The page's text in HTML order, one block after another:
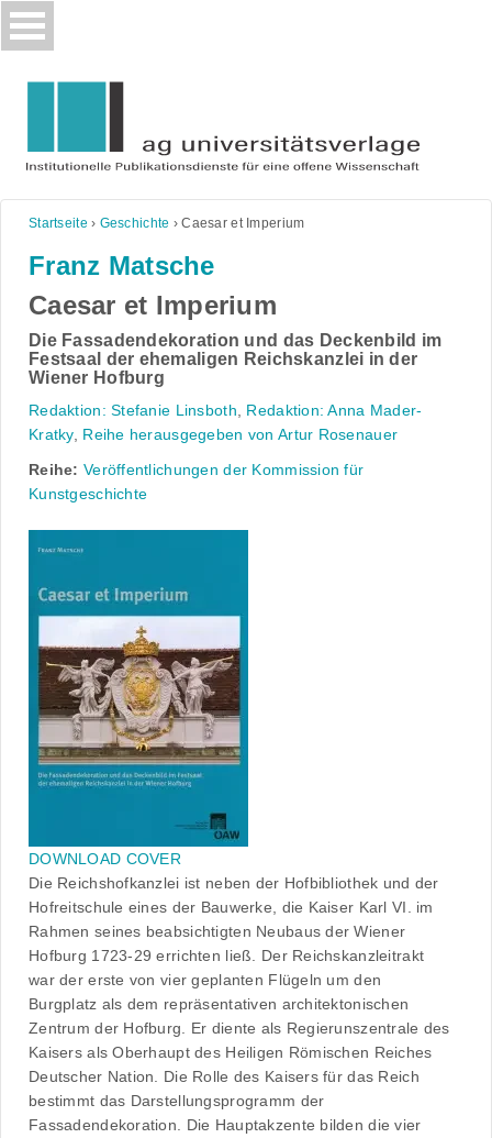
Skip
to
Startseite › Geschichte ›Caesar et Imperium
Franz Matsche
Caesar et Imperium
Die Fassadendekoration und das Deckenbild im
Festsaal der ehemaligen Reichskanzlei in der
Wiener Hofburg
Redaktion: Stefanie Linsboth, Redaktion: Anna Mader-
Kratky, Reihe herausgegeben von Artur Rosenauer
Reihe: Veröffentlichungen der Kommission für
Kunstgeschichte
DOWNLOAD COVER
Die Reichshofkanzlei ist neben der Hofbibliothek und der
Hofreitschule eines der Bauwerke, die Kaiser Karl VI. im
Rahmen seines beabsichtigten Neubaus der Wiener
Hofburg 1723-29 errichten ließ. Der Reichskanzleitrakt
war der erste von vier geplanten Flügeln um den
Burgplatz als dem repräsentativen architektonischen
Zentrum der Hofburg. Er diente als Regierunszentrale des
Kaisers als Oberhaupt des Heiligen Römischen Reiches
Deutscher Nation. Die Rolle des Kaisers für das Reich
bestimmt das Darstellungsprogramm der
Fassadendekoration. Die Hauptakzente bilden die vier